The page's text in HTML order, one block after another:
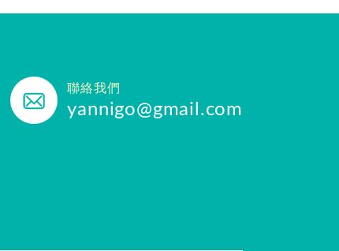
聯絡我們
yannigo@gmail.com